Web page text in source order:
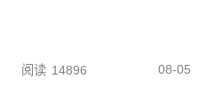
阅读 14896 08-05